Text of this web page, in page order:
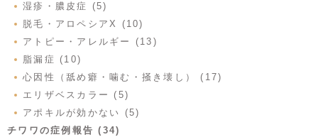
湿疹・膿皮症 (5)
脱毛・アロペシアX (10)
アトピー・アレルギー (13)
脂漏症 (10)
心因性（舐め癖・噛む・掻き壊し） (17)
エリザベスカラー (5)
アポキルが効かない (5)
チワワの症例報告 (34)